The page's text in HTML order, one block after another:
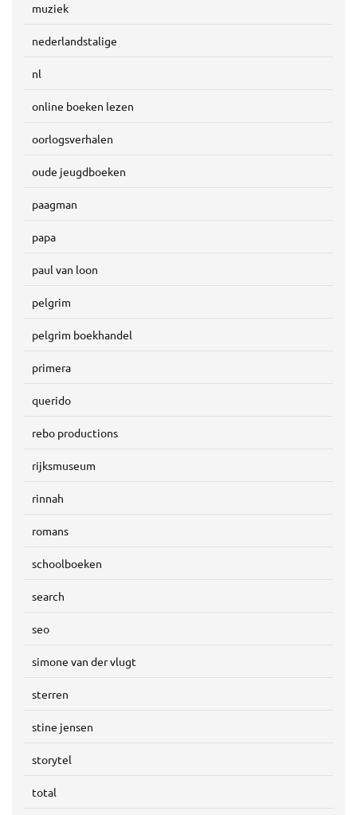
muziek
nederlandstalige
nl
online boeken lezen
oorlogsverhalen
oude jeugdboeken
paagman
papa
paul van loon
pelgrim
pelgrim boekhandel
primera
querido
rebo productions
rijksmuseum
rinnah
romans
schoolboeken
search
seo
simone van der vlugt
sterren
stine jensen
storytel
total